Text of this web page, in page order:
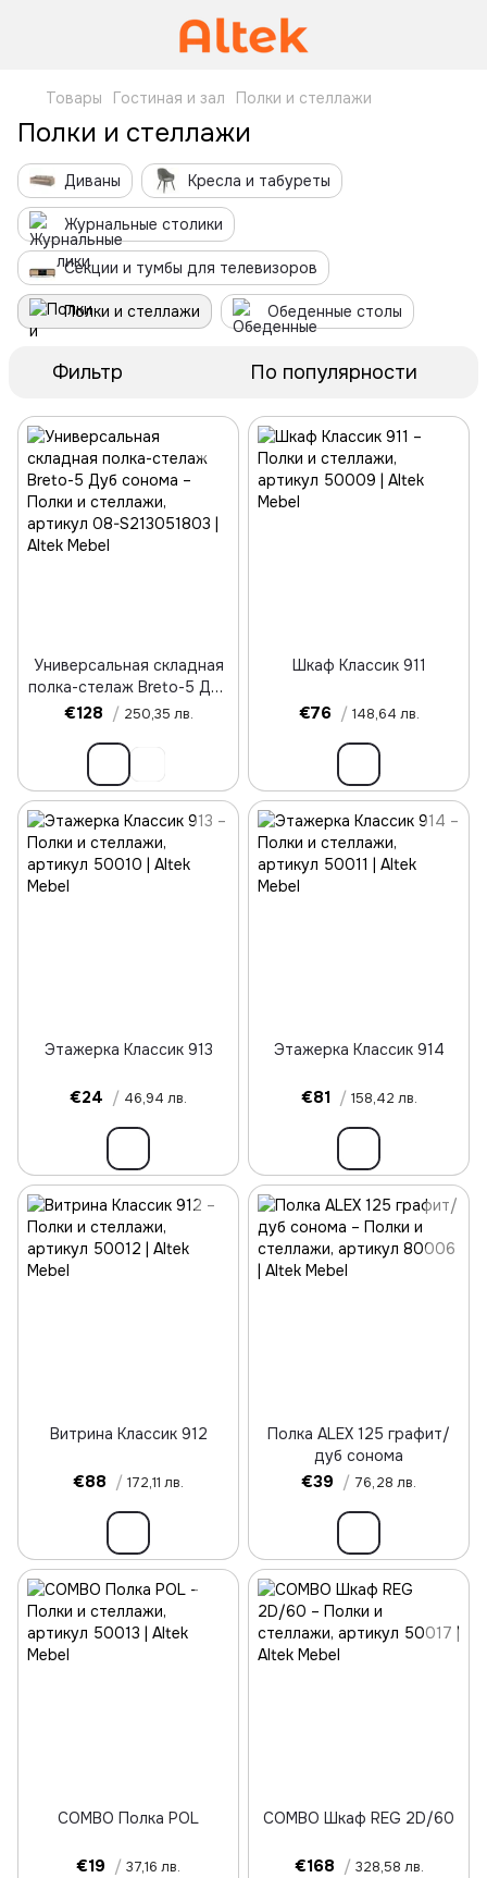
Товары Гостиная и зал Полки и стеллажи
Полки и стеллажи
Диваны Кресла и табуреты
Журнальные столики
Секции и тумбы для телевизоров
Полки и стеллажи Обеденные столы
Фильтр По популярности
Универсальная складная
полка-стелаж Breto-5 Дуб
сонома
€128 / 250,35 лв.
Шкаф Классик 911
€76 / 148,64 лв.
Этажерка Классик 913
€24 / 46,94 лв.
Этажерка Классик 914
€81 / 158,42 лв.
Витрина Классик 912
€88 / 172,11 лв.
Полка ALEX 125 графит/
дуб сонома
€39 / 76,28 лв.
COMBO Полка POL
€19 / 37,16 лв.
COMBO Шкаф REG 2D/60
€168 / 328,58 лв.